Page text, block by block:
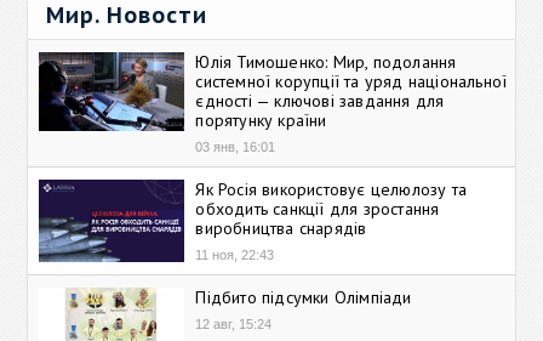
Мир. Новости
Юлія Тимошенко: Мир, подолання
системної корупції та уряд національної
єдності — ключові завдання для
порятунку країни
03 янв, 16:01
Як Росія використовує целюлозу та
обходить санкції для зростання
виробництва снарядів
11 ноя, 22:43
Підбито підсумки Олімпіади
12 авг, 15:24